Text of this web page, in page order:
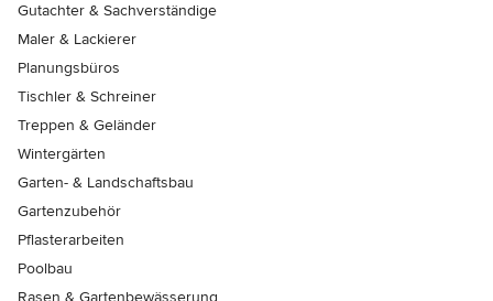
Gutachter & Sachverständige
Maler & Lackierer
Planungsbüros
Tischler & Schreiner
Treppen & Geländer
Wintergärten
Garten- & Landschaftsbau
Gartenzubehör
Pflasterarbeiten
Poolbau